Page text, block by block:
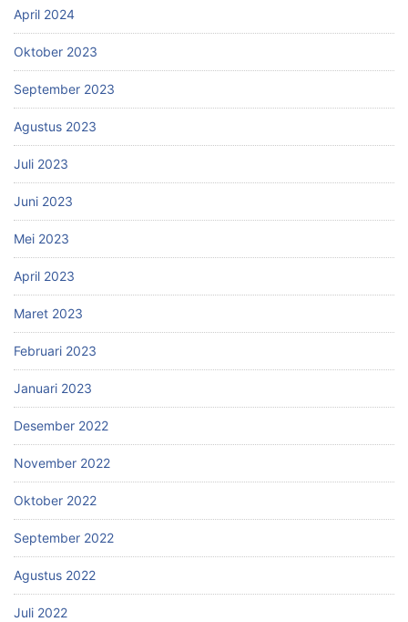
April 2024
Oktober 2023
September 2023
Agustus 2023
Juli 2023
Juni 2023
Mei 2023
April 2023
Maret 2023
Februari 2023
Januari 2023
Desember 2022
November 2022
Oktober 2022
September 2022
Agustus 2022
Juli 2022